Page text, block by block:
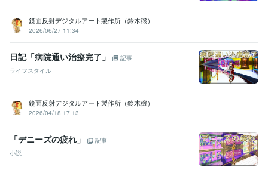
鏡面反射デジタルアート製作所（鈴木穣）
2026/06/27 11:34
日記「病院通い治療完了」
記事
ライフスタイル
鏡面反射デジタルアート製作所（鈴木穣）
2026/04/18 17:13
「デニーズの疲れ」
記事
小説